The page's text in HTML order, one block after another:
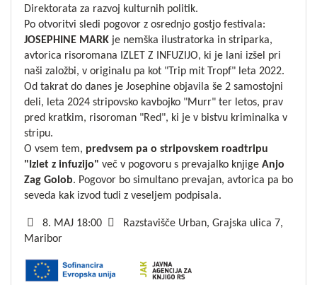
Direktorata za razvoj kulturnih politik.
Po otvoritvi sledi pogovor z osrednjo gostjo festivala:
JOSEPHINE MARKje nemška ilustratorka in striparka,
avtorica risoromana IZLET Z INFUZIJO, ki je lani izšel pri
naši založbi, v originalu pa kot "Trip mit Tropf" leta 2022.
Od takrat do danes je Josephine objavila še 2 samostojni
deli, leta 2024 stripovsko kavbojko "Murr" ter letos, prav
pred kratkim, risoroman "Red", ki je v bistvu kriminalka v
stripu.
O vsem tem, predvsem pa o stripovskem roadtripu
"Izlet z infuzijo" več v pogovoru s prevajalko knjige Anjo
Zag Golob. Pogovor bo simultano prevajan, avtorica pa bo
seveda kak izvod tudi z veseljem podpisala.
8. MAJ 18:00
Razstavišče Urban, Grajska ulica 7,
Maribor